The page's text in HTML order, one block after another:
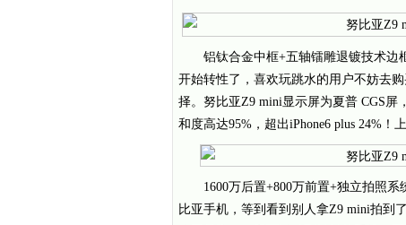
铝钛合金中框+五轴镭雕退镀技术边
开始转性了，喜欢玩跳水的用户不妨去
择。努比亚Z9 mini显示屏为夏普 CGS
和度高达95%，超出iPhone6 plus 24%！
1600万后置+800万前置+独立拍照
比亚手机，等到看到别人拿Z9 mini拍到